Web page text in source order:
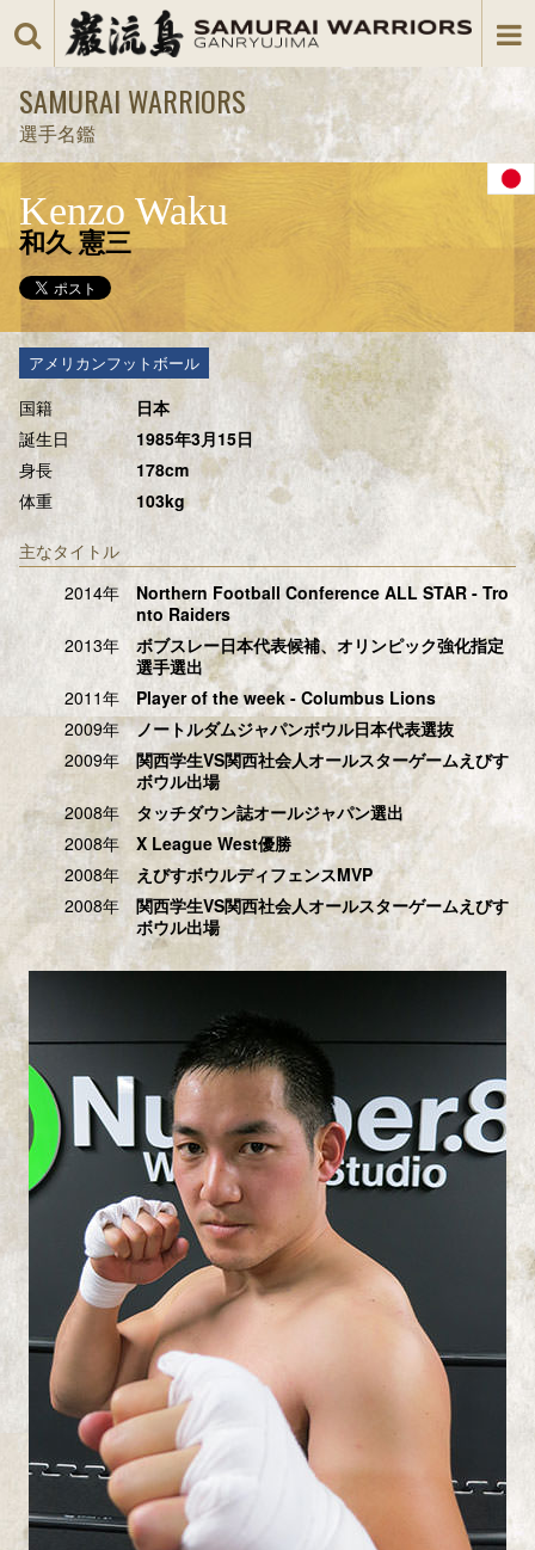
SAMURAI WARRIORS
選手名鑑
Kenzo Waku
和久 憲三
アメリカンフットボール
国籍
日本
誕生日
1985年3月15日
身長
178cm
体重
103kg
主なタイトル
2014年
Northern Football Conference ALL STAR - Tro
nto Raiders
2013年
ボブスレー日本代表候補、オリンピック強化指定
選手選出
2011年
Player of the week - Columbus Lions
2009年
ノートルダムジャパンボウル日本代表選抜
2009年
関西学生VS関西社会人オールスターゲームえびす
ボウル出場
2008年
タッチダウン誌オールジャパン選出
2008年
X League West優勝
2008年
えびすボウルディフェンスMVP
2008年
関西学生VS関西社会人オールスターゲームえびす
ボウル出場